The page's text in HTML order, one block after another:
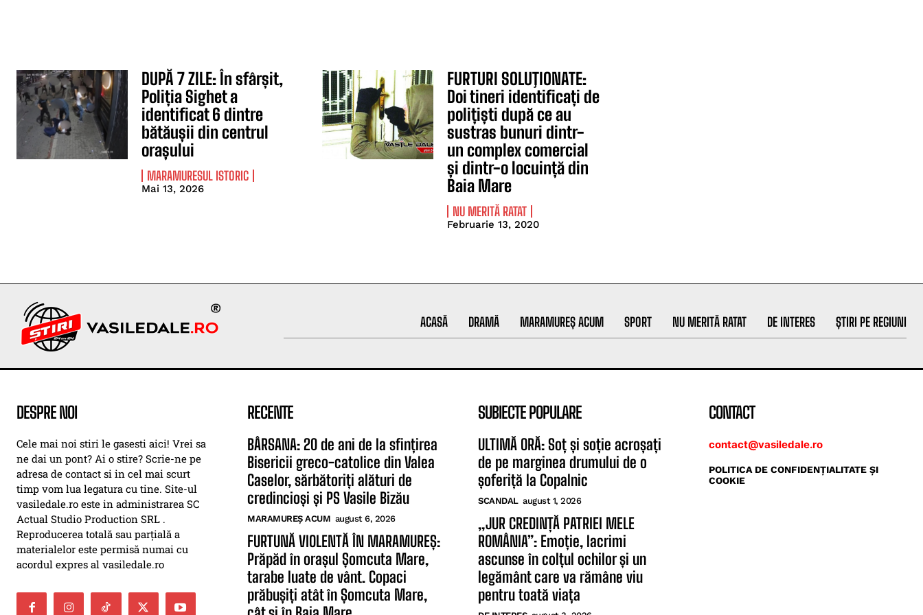
DUPĂ 7 ZILE: În sfârșit,
Poliția Sighet a
identificat 6 dintre
bătăușii din centrul
orașului
MARAMURESUL ISTORIC
Mai 13, 2026
FURTURI SOLUŢIONATE:
Doi tineri identificați de
polițiști după ce au
sustras bunuri dintr-
un complex comercial
și dintr-o locuință din
Baia Mare
NU MERITĂ RATAT
Februarie 13, 2020
ACASĂ DRAMĂ MARAMUREȘ ACUM SPORT NU MERITĂ RATAT DE INTERES ȘTIRI PE REGIUNI
DESPRE NOI
Cele mai noi stiri le gasesti aici! Vrei sa
ne dai un pont? Ai o stire? Scrie-ne pe
adresa de contact si in cel mai scurt
timp vom lua legatura cu tine. Site-ul
vasiledale.ro este in administrarea SC
Actual Studio Production SRL .
Reproducerea totală sau parțială a
materialelor este permisă numai cu
acordul expres al vasiledale.ro
RECENTE
BÂRSANA: 20 de ani de la sfințirea
Bisericii greco-catolice din Valea
Caselor, sărbătoriți alături de
credincioși și PS Vasile Bizău
MARAMUREȘ ACUM august 6, 2026
FURTUNĂ VIOLENTĂ ÎN MARAMUREȘ:
Prăpăd în orașul Șomcuta Mare,
tarabe luate de vânt. Copaci
prăbușiți atât în Șomcuta Mare,
SUBIECTE POPULARE
ULTIMĂ ORĂ: Soț și soție acroșați
de pe marginea drumului de o
șoferiță la Copalnic
SCANDAL august 1, 2026
„JUR CREDINȚĂ PATRIEI MELE
ROMÂNIA”: Emoție, lacrimi
ascunse în colțul ochilor și un
legământ care va rămâne viu
pentru toată viața
CONTACT
contact@vasiledale.ro
POLITICA DE CONFIDENŢIALITATE ŞI
COOKIE